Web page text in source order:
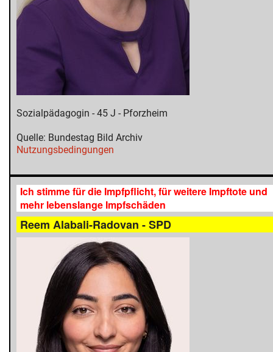
Sozialpädagogin - 45 J - Pforzheim
Quelle: Bundestag Bild Archiv
Nutzungsbedingungen
Ich stimme für die Impfpflicht, für weitere Impftote und
mehr lebenslange Impfschäden
Reem Alabali-Radovan - SPD